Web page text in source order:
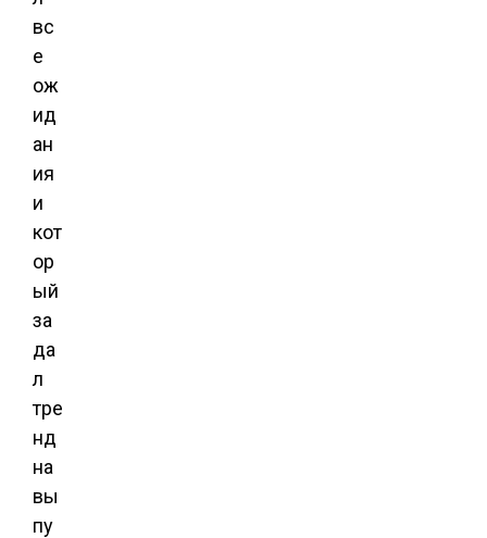
вс
е
ож
ид
ан
ия
и
кот
ор
ый
за
да
л
тре
нд
на
вы
пу